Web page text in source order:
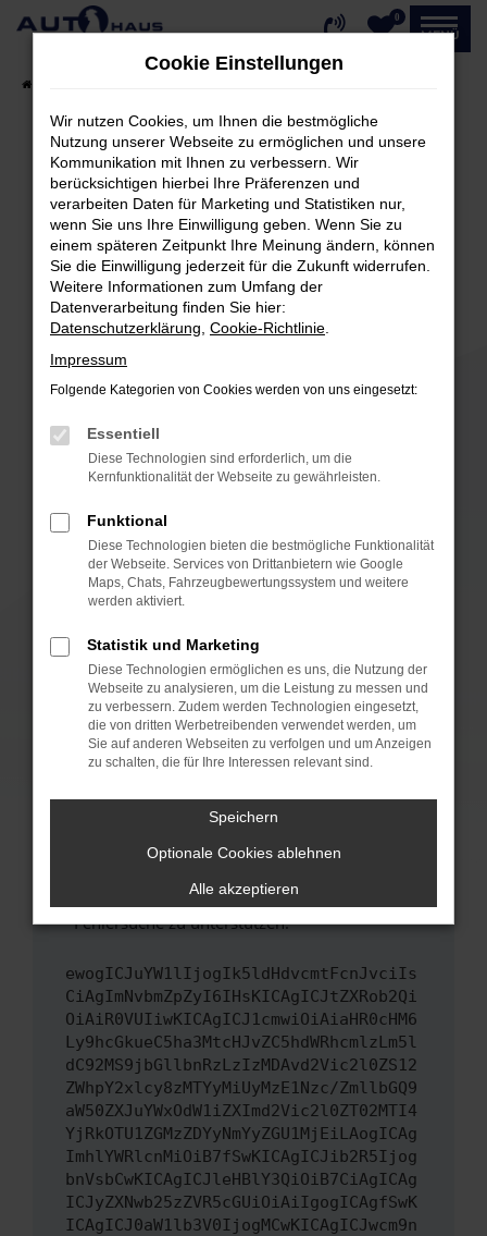
Zum
0
MENÜ
Fehler: Network Error
Beim Laden ist ein Fehler aufgetreten.
Hier sind ein paar Tipps, die dir helfen können:
Überprüfe deine Firewall und deine
Internetverbindung.
Laden andere Webseiten, zum Beispiel deine
Suchmaschine?
Prüfe deine Browsererweiterungen.
können das Laden bestimmter Seiten
verhindern. Funktioniert die Seite in einem
anderen Browser oder in einem privaten
Fenster?
Starte dein Gerät neu.
Das kann manchmal helfen, vorübergehende
Probleme zu beheben.
Betriebssystem auf dem neuesten Stand
sind.
Veraltete Software birgt nicht nur ein
Sicherheitsrisiko, sondern kann auch dazu
führen, dass bestimmte Funktionen nicht mehr
unterstützt werden.
Wende dich an den Webseitenbetreiber.
Wenn du alle oben genannten Schritte versucht
hast, kontaktiere uns bitte. Wir werden
uns diesen Text schicken, um uns bei der
Fehlersuche zu unterstützen:
ewogICJuYW1lIjogIk5ldHdvcmtFcnJvciIs
CiAgImNvbmZpZyI6IHsKICAgICJtZXRob2Qi
OiAiR0VUIiwKICAgICJ1cmwiOiAiaHR0cHM6
Ly9hcGkueC5ha3MtcHJvZC5hdWRhcmlzLm5l
dC92MS9jbGllbnRzLzIzMDAvd2Vic2l0ZS12
ZWhpY2xlcy8zMTYyMiUyMzE1Nzc/ZmllbGQ9
aW50ZXJuYWxOdW1iZXImd2Vic2l0ZT02MTI4
YjRkOTU1ZGMzZDYyNmYyZGU1MjEiLAogICAg
ImhlYWRlcnMiOiB7fSwKICAgICJib2R5Ijog
bnVsbCwKICAgICJleHBlY3QiOiB7CiAgICAg
ICJyZXNwb25zZVR5cGUiOiAiIgogICAgfSwK
ICAgICJ0aW1lb3V0IjogMCwKICAgICJwcm9n
Cookie Einstellungen
Wir nutzen Cookies, um Ihnen die bestmögliche
Nutzung unserer Webseite zu ermöglichen und unsere
Kommunikation mit Ihnen zu verbessern. Wir
berücksichtigen hierbei Ihre Präferenzen und
verarbeiten Daten für Marketing und Statistiken nur,
wenn Sie uns Ihre Einwilligung geben. Wenn Sie zu
einem späteren Zeitpunkt Ihre Meinung ändern, können
Sie die Einwilligung jederzeit für die Zukunft widerrufen.
Weitere Informationen zum Umfang der
Datenverarbeitung finden Sie hier:
Datenschutzerklärung Cookie-Richtlinie
Impressum
Folgende Kategorien von Cookies werden von uns eingesetzt:
Essentiell
Diese Technologien sind erforderlich, um die
Kernfunktionalität der Webseite zu gewährleisten.
Funktional
Diese Technologien bieten die bestmögliche Funktionalität
der Webseite. Services von Drittanbietern wie Google
Maps, Chats, Fahrzeugbewertungssystem und weitere
werden aktiviert.
Statistik und Marketing
Diese Technologien ermöglichen es uns, die Nutzung der
Webseite zu analysieren, um die Leistung zu messen und
zu verbessern. Zudem werden Technologien eingesetzt,
die von dritten Werbetreibenden verwendet werden, um
Sie auf anderen Webseiten zu verfolgen und um Anzeigen
zu schalten, die für Ihre Interessen relevant sind.
Speichern
Optionale Cookies ablehnen
Alle akzeptieren